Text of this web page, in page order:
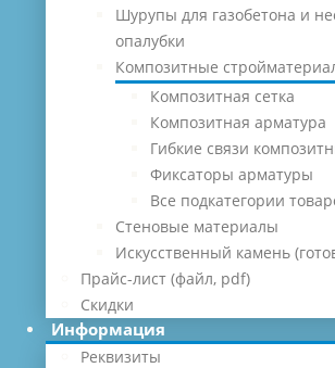
Шурупы для газобетона и
опалубки
Композитные
Композитная сетка
Композитная арматура
Гибкие связи
Фиксаторы арматуры
Все подкатегории
Стеновые материалы
Искусственный камень
Прайс-лист (файл, pdf)
Скидки
Информация
Реквизиты